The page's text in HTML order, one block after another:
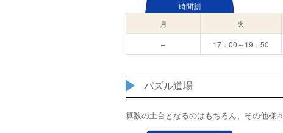
時間割
月
火
–
17：00～19：50
パズル道場
算数の土台となるのはもちろん、その他様